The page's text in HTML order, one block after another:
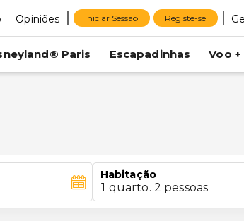
Opiniões Iniciar Sessão Registe-se
Paris Escapadinhas Voo
Habitação
1 quarto. 2 pessoas